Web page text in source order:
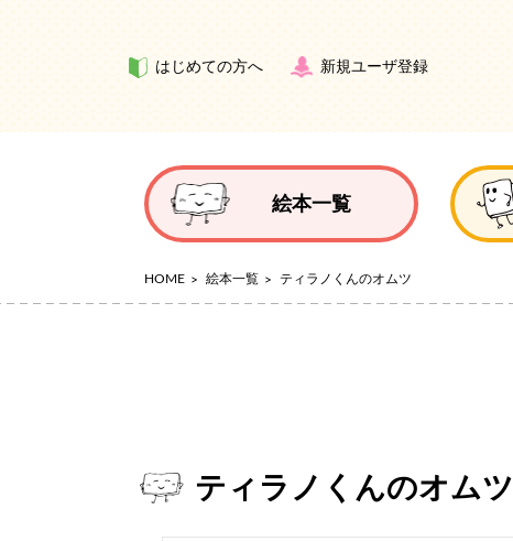
はじめての方へ 新規ユーザ登録
絵本一覧
HOME 絵本一覧 ティラノくんのオムツ
ティラノくんのオムツ